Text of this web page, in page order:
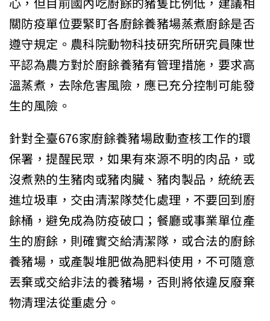
關防疫單位要緊盯各廚餘養豬場蒸煮廚餘是否
遵守規定。農科院動物科技研究所研究員陳世
平認為農方對於廚餘養豬有管理措施，要求高
溫蒸煮，去除危害風險，應已充分控制可能發
生的風險。
針對全臺676家廚餘養豬場啟動查核工作的環
保署，提醒民眾，如果有來源不明的肉品，或
沒煮熟的生豬肉或豬肉臟、豬肉製品，統統丟
進垃圾車，交由清潔隊焚化處理，不要回到廚
餘桶，避免成為防疫破口；餐廳或事業單位產
生的廚餘，則確實交給清潔隊，或合法的廚餘
養豬場，或產製堆肥做為肥料使用，不可隨意
丟棄或交給非法的養豬場，否則將依違反廢棄
物清理法從重處分。